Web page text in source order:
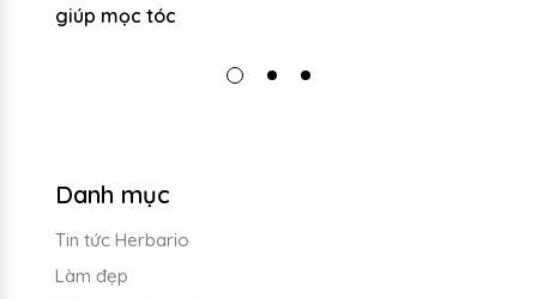
giúp mọc tóc
Danh mục
Tin tức Herbario
Làm đẹp